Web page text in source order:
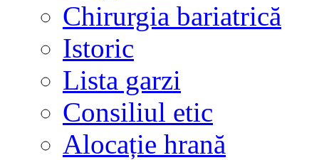
Chirurgia bariatrică
Istoric
Lista garzi
Consiliul etic
Alocație hrană